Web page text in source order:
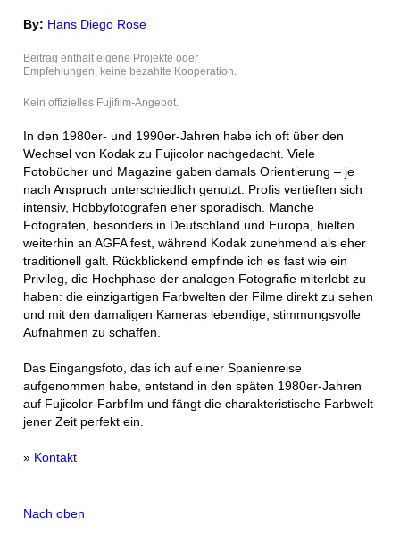
By: Hans Diego Rose
Beitrag enthält eigene Projekte oder
Empfehlungen; keine bezahlte Kooperation.
Kein offizielles Fujifilm-Angebot.
In den 1980er- und 1990er-Jahren habe ich oft über den
Wechsel von Kodak zu Fujicolor nachgedacht. Viele
Fotobücher und Magazine gaben damals Orientierung – je
nach Anspruch unterschiedlich genutzt: Profis vertieften sich
intensiv, Hobbyfotografen eher sporadisch. Manche
Fotografen, besonders in Deutschland und Europa, hielten
weiterhin an AGFA fest, während Kodak zunehmend als eher
traditionell galt. Rückblickend empfinde ich es fast wie ein
Privileg, die Hochphase der analogen Fotografie miterlebt zu
haben: die einzigartigen Farbwelten der Filme direkt zu sehen
und mit den damaligen Kameras lebendige, stimmungsvolle
Aufnahmen zu schaffen.
Das Eingangsfoto, das ich auf einer Spanienreise
aufgenommen habe, entstand in den späten 1980er-Jahren
auf Fujicolor-Farbfilm und fängt die charakteristische Farbwelt
jener Zeit perfekt ein.
» Kontakt
Nach oben